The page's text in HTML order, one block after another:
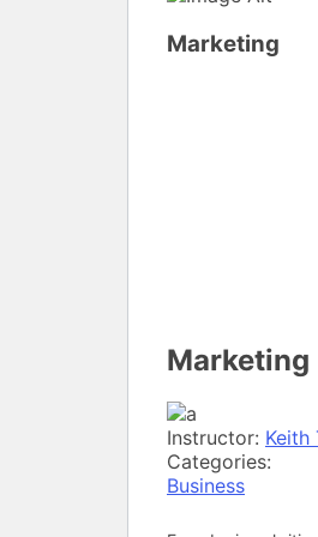
Marketing
Marketing
Instructor: Keith
Categories:
Business